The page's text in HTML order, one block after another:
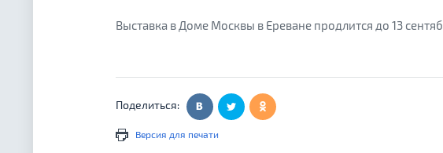
Выставка в Доме Москвы в Ереване продлится до 13
Поделиться:
Версия для печати